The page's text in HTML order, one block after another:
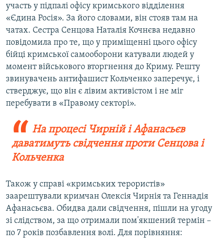
участь у підпалі офісу кримського відділення
«Єдина Росія». За його словами, він стояв там на
чатах. Сестра Сенцова Наталія Кочнєва недавно
повідомила про те, що у приміщенні цього офісу
бійці кримської самооборони катували людей у
момент військового вторгнення до Криму. Решту
звинувачень антифашист Кольченко заперечує, і
стверджує, що він є лівим активістом і не міг
перебувати в «Правому секторі».
На процесі Чирній і Афанасьєв
даватимуть свідчення проти Сенцова і
Кольченка
Також у справі «кримських терористів»
заарештували кримчан Олексія Чирнія та Геннадія
Афанасьєва. Обидва дали свідчення, пішли на угоду
зі слідством, за що отримали пом'якшений термін –
по 7 років позбавлення волі. Для порівняння: